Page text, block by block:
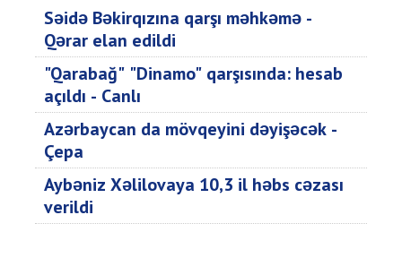
Səidə Bəkirqızına qarşı məhkəmə -
Qərar elan edildi
"Qarabağ" "Dinamo" qarşısında: hesab
açıldı - Canlı
Azərbaycan da mövqeyini dəyişəcək -
Çepa
Aybəniz Xəlilovaya 10,3 il həbs cəzası
verildi